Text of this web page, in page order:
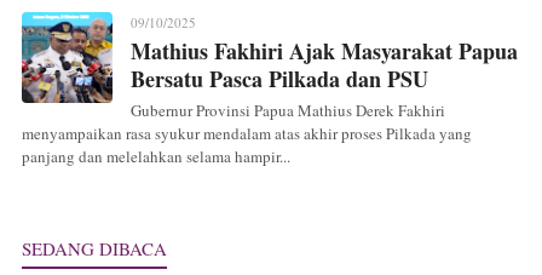
09/10/2025
Mathius Fakhiri Ajak Masyarakat Papua
Bersatu Pasca Pilkada dan PSU
Gubernur Provinsi Papua Mathius Derek Fakhiri
menyampaikan rasa syukur mendalam atas akhir proses Pilkada yang
panjang dan melelahkan selama hampir...
SEDANG DIBACA